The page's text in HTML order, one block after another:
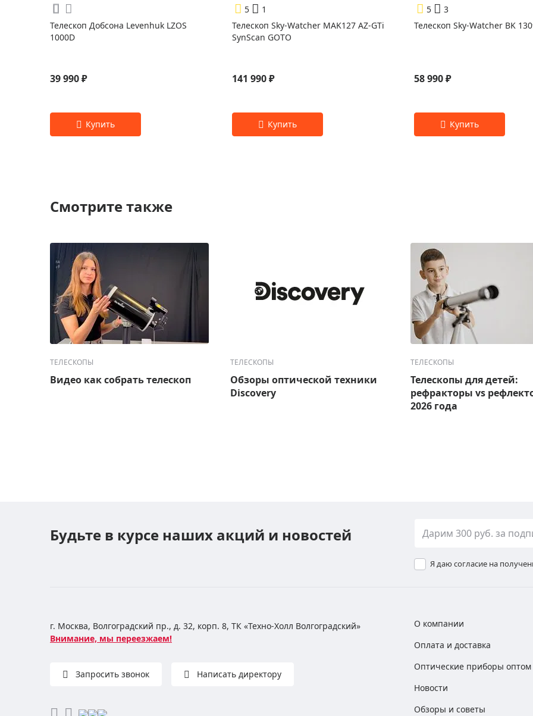
Телескоп Добсона Levenhuk LZOS
1000D
39 990 ₽
5
1
Телескоп Sky-Watcher MAK127 AZ-GTi
SynScan GOTO
141 990 ₽
5
3
Телескоп Sky-Watcher BK
58 990 ₽
Смотрите также
ТЕЛЕСКОПЫ
Видео как собрать телескоп
ТЕЛЕСКОПЫ
Обзоры оптической техники
Discovery
ТЕЛЕСКОПЫ
Телескопы для детей:
рефракторы vs
2026 года
Будьте в курсе наших акций и новостей
Я даю согласие на
г. Москва, Волгоградский пр., д. 32, корп. 8, ТК «Техно-Холл Волгоградский»
Внимание, мы переезжаем!
Запросить звонок Написать директору
О компании
Оплата и доставка
Оптические приборы оптом
Новости
Обзоры и советы